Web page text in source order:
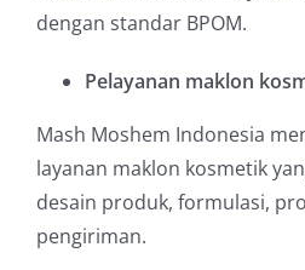
dengan standar BPOM.
Pelayanan maklon
Mash Moshem Indonesia
layanan maklon kosmetik
desain produk, formulasi,
pengiriman.